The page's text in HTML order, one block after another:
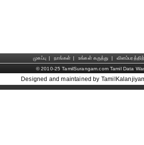
முகப்பு | நாங்கள் | உங்கள் கருத்து |
© 2010-25 TamilSurangam.com Tamil Data
Designed and maintained by